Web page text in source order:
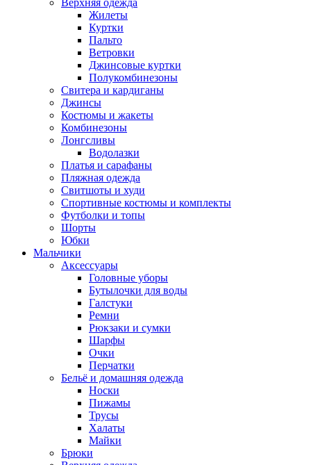
Верхняя одежда
Жилеты
Куртки
Пальто
Ветровки
Джинсовые куртки
Полукомбинезоны
Свитера и кардиганы
Джинсы
Костюмы и жакеты
Комбинезоны
Лонгсливы
Водолазки
Платья и сарафаны
Пляжная одежда
Свитшоты и худи
Спортивные костюмы и комплекты
Футболки и топы
Шорты
Юбки
Мальчики
Аксессуары
Головные уборы
Бутылочки для воды
Галстуки
Ремни
Рюкзаки и сумки
Шарфы
Очки
Перчатки
Бельё и домашняя одежда
Носки
Пижамы
Трусы
Халаты
Майки
Брюки